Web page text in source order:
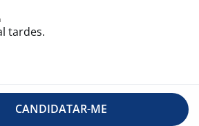
tardes.
CANDIDATAR-ME